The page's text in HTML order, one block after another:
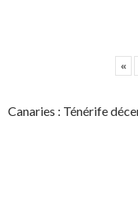
«
Canaries : Ténérife